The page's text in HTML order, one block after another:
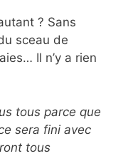
? Sans
sceau de
Il n’y a rien
tous parce que
sera fini avec
tous